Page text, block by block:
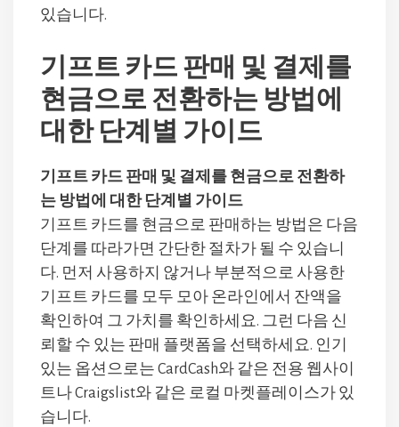
있습니다.
기프트 카드 판매 및 결제를
현금으로 전환하는 방법에
대한 단계별 가이드
기프트 카드 판매 및 결제를 현금으로 전환하
는 방법에 대한 단계별 가이드
기프트 카드를 현금으로 판매하는 방법은 다음
단계를 따라가면 간단한 절차가 될 수 있습니
다. 먼저 사용하지 않거나 부분적으로 사용한
기프트 카드를 모두 모아 온라인에서 잔액을
확인하여 그 가치를 확인하세요. 그런 다음 신
뢰할 수 있는 판매 플랫폼을 선택하세요. 인기
있는 옵션으로는 CardCash와 같은 전용 웹사이
트나 Craigslist와 같은 로컬 마켓플레이스가 있
습니다.